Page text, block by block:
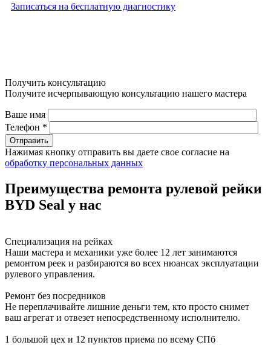
Записаться на бесплатную диагностику
Получить консультацию
Получите исчерпывающую консультацию нашего мастера
Ваше имя
Телефон *
Нажимая кнопку отправить вы даете свое согласие на
обработку персональных данных
Преимущества ремонта рулевой рейки
BYD Seal у нас
Специализация на рейках
Наши мастера и механики уже более 12 лет занимаются
ремонтом реек и разбираются во всех нюансах эксплуатации
рулевого управления.
Ремонт без посредников
Не переплачивайте лишние деньги тем, кто просто снимет
ваш агрегат и отвезет непосредственному исполнителю.
1 большой цех и 12 пунктов приема по всему СПб